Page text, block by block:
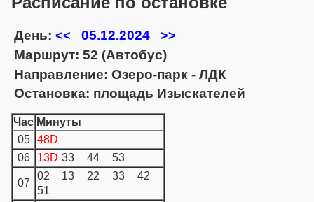
День: << 05.12.2024 >>
Маршрут: 52 (Автобус)
Направление: Озеро-парк - ЛДК
Остановка: площадь Изыскателей
Час Минуты
05
48D
06
13D 33 44 53
07
02 13 22 33
42
51